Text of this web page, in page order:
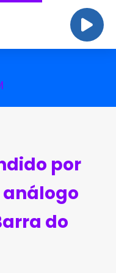
por
do